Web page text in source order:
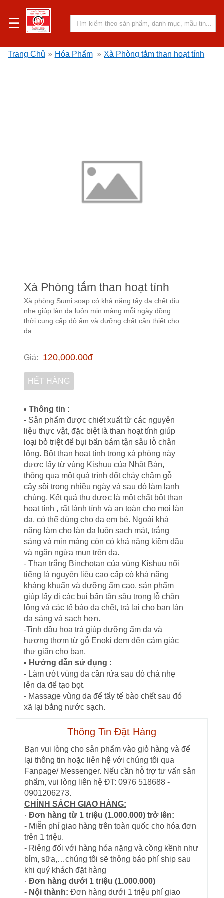
☰
Trang Chủ » Hóa Phẩm » Xà Phòng tắm than hoạt tính
Xà Phòng tắm than hoạt tính
Xà phòng Sumi soap có khả năng tẩy da chết dịu
nhẹ giúp làn da luôn mịn màng mỗi ngày đồng
thời cung cấp độ ẩm và dưỡng chất cần thiết cho
da.
Giá: 120,000.00đ
HẾT HÀNG
Thông tin :
- Sản phẩm được chiết xuất từ các nguyên
liệu thực vật, đặc biệt là than hoạt tính giúp
loại bỏ triệt để bụi bẩn bám tận sâu lỗ chân
lông. Bột than hoạt tính trong xà phòng này
được lấy từ vùng Kishuu của Nhật Bản,
thông qua một quá trình đốt cháy chậm gỗ
cây sồi trong nhiều ngày và sau đó làm lạnh
chúng. Kết quả thu được là một chất bột than
hoạt tính , rất lành tính và an toàn cho mọi làn
da, có thể dùng cho da em bé. Ngoài khả
năng làm cho làn da luôn sạch mát, trắng
sáng và mịn màng còn có khả năng kiềm dầu
và ngăn ngừa mụn trên da.
- Than trắng Binchotan của vùng Kishuu nổi
tiếng là nguyên liệu cao cấp có khả năng
kháng khuẩn và dưỡng ẩm cao, sản phẩm
giúp lấy di các bụi bẩn tận sâu trong lỗ chân
lông và các tế bào da chết, trả lại cho bạn làn
da sáng và sạch hơn.
-Tinh dầu hoa trà giúp dưỡng ẩm da và
hương thơm từ gỗ Enoki đem đến cảm giác
thư giãn cho bạn.
Hướng dẫn sử dụng :
- Làm ướt vùng da cần rửa sau đó chà nhẹ
lên da để tạo bọt.
- Massage vùng da để tẩy tế bào chết sau đó
xã lại bằng nước sạch.
Thông Tin Đặt Hàng
Bạn vui lòng cho sản phẩm vào giỏ hàng và để
lại thông tin hoặc liên hệ với chúng tôi qua
Fanpage/ Messenger. Nếu cần hỗ trợ tư vấn sản
phẩm, vui lòng liên hệ ĐT: 0976 518688 -
0901206273.
CHÍNH SÁCH GIAO HÀNG:
· Đơn hàng từ 1 triệu (1.000.000) trở lên:
- Miễn phí giao hàng trên toàn quốc cho hóa đơn
trên 1 triệu.
- Riêng đối với hàng hóa nặng và cồng kềnh như
bỉm, sữa,…chúng tôi sẽ thông báo phí ship sau
khi quý khách đặt hàng
· Đơn hàng dưới 1 triệu (1.000.000)
- Nội thành: Đơn hàng dưới 1 triệu phí giao